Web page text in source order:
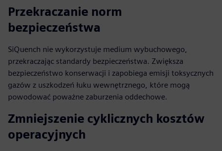
Przekraczanie norm
bezpieczeństwa
SiQuench nie wykorzystuje medium wybuchowego,
przekraczając standardy bezpieczeństwa. Zwiększa
bezpieczeństwo konserwacji i zapobiega emisji toksycznych
gazów z uszkodzeń łuku wewnętrznego, które mogą
powodować poważne zaburzenia oddechowe.
Zmniejszenie cyklicznych kosztów
operacyjnych